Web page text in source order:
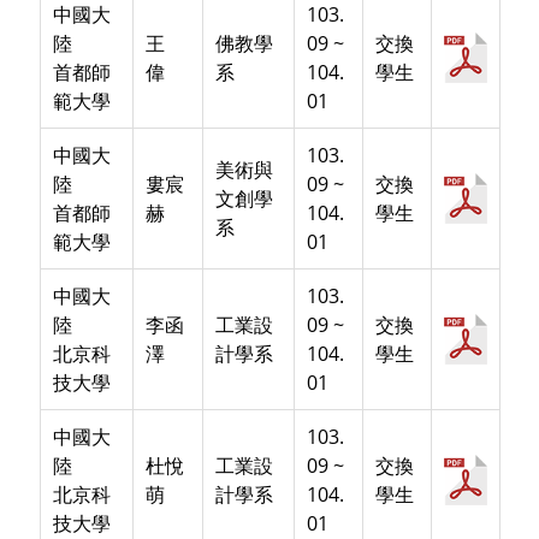
中國大
陸
首都師
範大學
王
偉
佛教學
系
103.
09 ~
104.
01
交換
學生
中國大
陸
首都師
範大學
婁宸
赫
美術與
文創學
系
103.
09 ~
104.
01
交換
學生
中國大
陸
北京科
技大學
李函
澤
工業設
計學系
103.
09 ~
104.
01
交換
學生
中國大
陸
北京科
技大學
杜悅
萌
工業設
計學系
103.
09 ~
104.
01
交換
學生